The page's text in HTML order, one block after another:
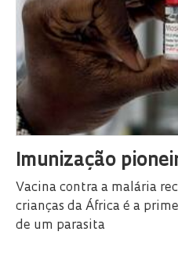
Imunização
Vacina contra a malária
crianças da África é a
de um parasita